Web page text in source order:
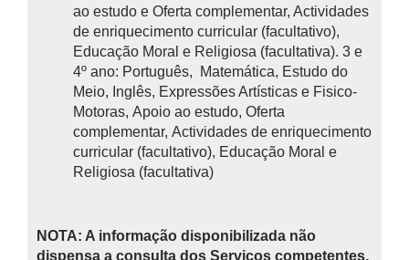
ao estudo e Oferta complementar, Actividades
de enriquecimento curricular (facultativo),
Educação Moral e Religiosa (facultativa). 3 e
4º ano: Português, Matemática, Estudo do
Meio, Inglês, Expressões Artísticas e Fisico-
Motoras, Apoio ao estudo, Oferta
complementar, Actividades de enriquecimento
curricular (facultativo), Educação Moral e
Religiosa (facultativa)
NOTA: A informação disponibilizada não
dispensa a consulta dos Serviços competentes,